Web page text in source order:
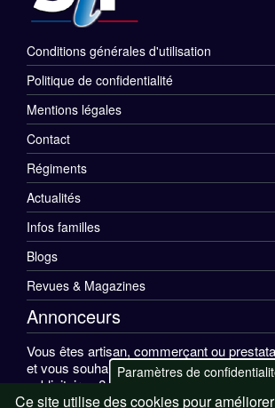
Menu
Rubriques
Pied
de
page
Conditions générales d'utilisation
Politique de confidentialité
Mentions légales
Contact
Menu
Divers
Pied
de
page
Régiments
Actualités
Infos familles
Blogs
Revues & Magazines
Annonceurs
Vous êtes artisan, commerçant ou
et vous souhaitez apparaître sur nos
publicitaires ?
Paramètres de
Ce site utilise des cookies pour